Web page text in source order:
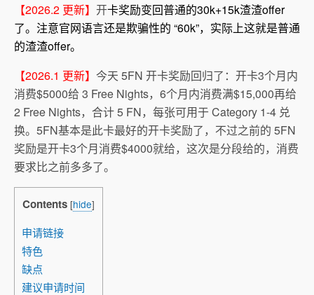
【2026.2 更新】 开卡奖励变回普通的30k+15k渣渣offer
了。注意官网语言还是欺骗性的 “60k”，实际上这就是普通
的渣渣offer。
【2026.1 更新】 今天 5FN 开卡奖励回归了：开卡3个月内
消费$5000给 3 Free Nights，6个月内消费满$15,000再给
2 Free Nights，合计 5 FN，每张可用于 Category 1-4 兑
换。5FN基本是此卡最好的开卡奖励了，不过之前的 5FN
奖励是开卡3个月消费$4000就给，这次是分段给的，消费
要求比之前多多了。
Contents [hide]
申请链接
特色
缺点
建议申请时间